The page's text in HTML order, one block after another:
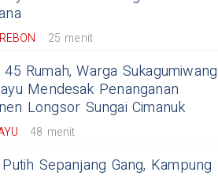
25 menit
Rumah, Warga Sukagumiwang
Mendesak Penanganan
Longsor Sungai Cimanuk
48 menit
Sepanjang Gang, Kampung